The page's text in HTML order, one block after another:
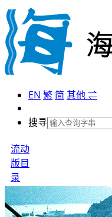
EN 繁 简 其他 ⇌
搜寻
流动
版目
录